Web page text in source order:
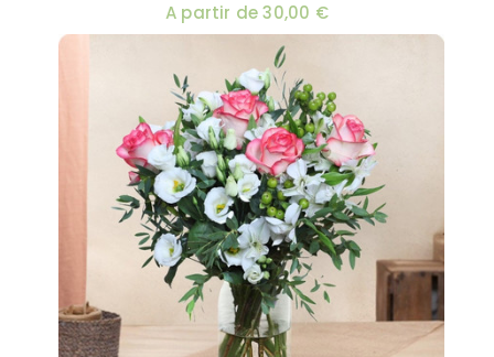
A partir de 30,00 €